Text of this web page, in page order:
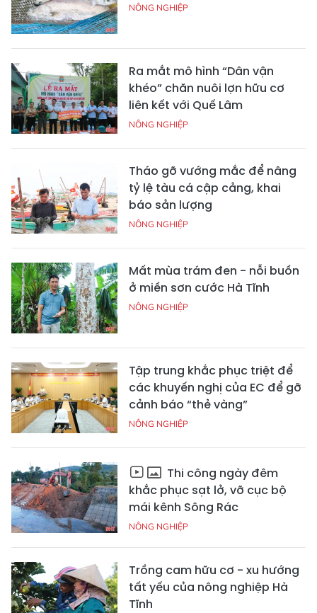
NÔNG NGHIỆP
Ra mắt mô hình “Dân vận
khéo” chăn nuôi lợn hữu cơ
liên kết với Quế Lâm
NÔNG NGHIỆP
Tháo gỡ vướng mắc để nâng
tỷ lệ tàu cá cập cảng, khai
báo sản lượng
NÔNG NGHIỆP
Mất mùa trám đen - nỗi buồn
ở miền sơn cước Hà Tĩnh
NÔNG NGHIỆP
Tập trung khắc phục triệt để
các khuyến nghị của EC để gỡ
cảnh báo “thẻ vàng”
NÔNG NGHIỆP
Thi công ngày đêm
khắc phục sạt lở, vỡ cục bộ
mái kênh Sông Rác
NÔNG NGHIỆP
Trồng cam hữu cơ - xu hướng
tất yếu của nông nghiệp Hà
Tĩnh